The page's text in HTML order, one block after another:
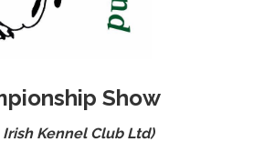
Show
Kennel Club Ltd)